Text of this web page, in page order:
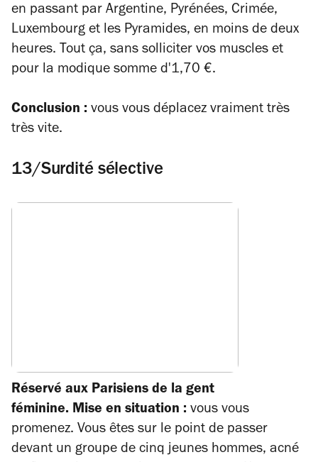
en passant par Argentine, Pyrénées, Crimée,
Luxembourg et les Pyramides, en moins de deux
heures. Tout ça, sans solliciter vos muscles et
pour la modique somme d'1,70 €.
Conclusion : vous vous déplacez vraiment très
très vite.
13/Surdité sélective
Réservé aux Parisiens de la gent
féminine. Mise en situation : vous vous
promenez. Vous êtes sur le point de passer
devant un groupe de cinq jeunes hommes, acné